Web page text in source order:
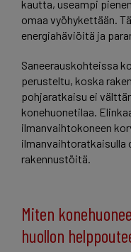
kautta, useampi
omaa vyöhykettään.
energiahäviöitä ja
Saneerauskohteissa
perusteltu, koska
pohjaratkaisu ei
konehuonetilaa.
ilmanvaihtokoneen
ilmanvaihtoratkaisulla
rakennustöitä.
Miten
huollon